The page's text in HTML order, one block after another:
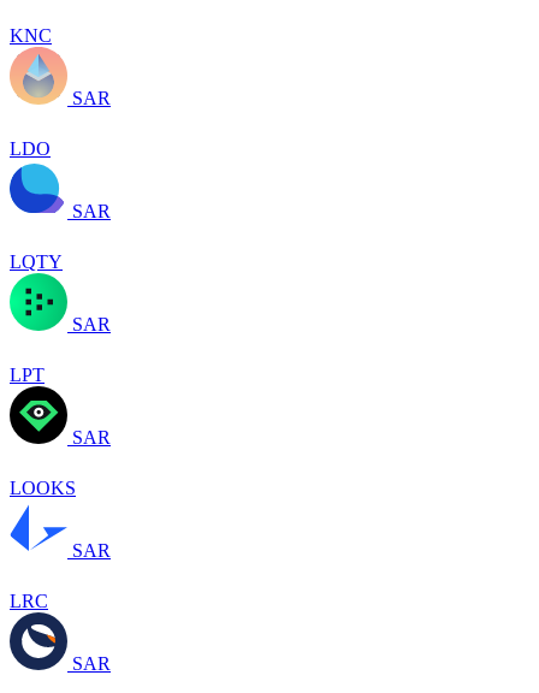
KNC
SAR
LDO
SAR
LQTY
SAR
LPT
SAR
LOOKS
SAR
LRC
SAR